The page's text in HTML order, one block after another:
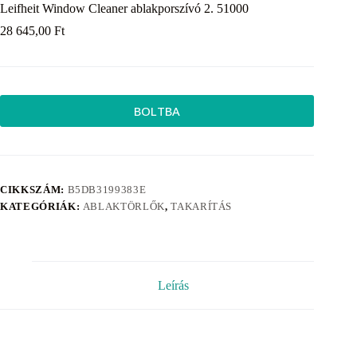
Leifheit Window Cleaner ablakporszívó 2. 51000
28 645,00 Ft
BOLTBA
CIKKSZÁM: B5DB3199383E
KATEGÓRIÁK: ABLAKTÖRLŐK,TAKARÍTÁS
Leírás